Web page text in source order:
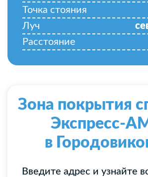
Точка стояния
Луч
Расстояние
Зона покрытия
Экспресс-
в
Введите адрес и узнайте